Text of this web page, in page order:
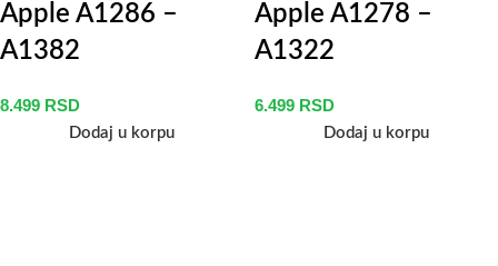
Apple A1286 –
A1382
8.499 RSD
Dodaj u korpu
Apple A1278 –
A1322
6.499 RSD
Dodaj u korpu